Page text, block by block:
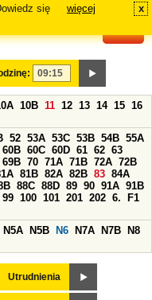
się
więcej x
10B 11 12 13 14 15 16
52 53A 53C 53B 54B 55A
60B 60C 60D 61 62 63
69B 70 71A 71B 72A 72B
81B 82A 82B 83 84A
88C 88D 89 90 91A 91B
99 100 101 201 202 6.
F1
N5A N5B N6 N7A N7B
N8
Utrudnienia